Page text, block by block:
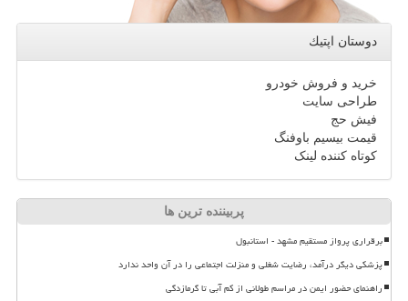
دوستان اپتیك
خرید و فروش خودرو
طراحی سایت
فیش حج
قیمت بیسیم باوفنگ
کوتاه کننده لینک
پربیننده ترین ها
برقراری پرواز مستقیم مشهد - استانبول
پزشکی دیگر درآمد، رضایت شغلی و منزلت اجتماعی را در آن واحد ندارد
راهنمای حضور ایمن در مراسم طولانی از کم آبی تا گرمازدگی